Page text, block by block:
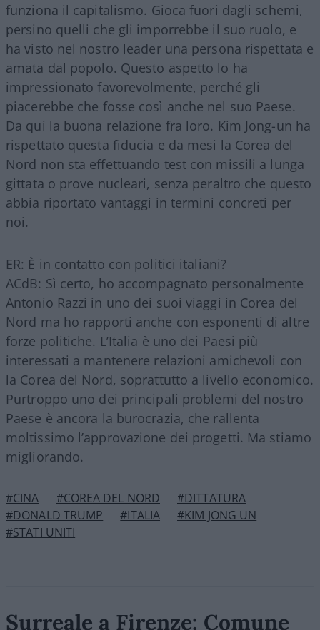
funziona il capitalismo. Gioca fuori dagli schemi,
persino quelli che gli imporrebbe il suo ruolo, e
ha visto nel nostro leader una persona rispettata e
amata dal popolo. Questo aspetto lo ha
impressionato favorevolmente, perché gli
piacerebbe che fosse così anche nel suo Paese.
Da qui la buona relazione fra loro. Kim Jong-un ha
rispettato questa fiducia e da mesi la Corea del
Nord non sta effettuando test con missili a lunga
gittata o prove nucleari, senza peraltro che questo
abbia riportato vantaggi in termini concreti per
noi.
ER: È in contatto con politici italiani?
ACdB: Sì certo, ho accompagnato personalmente
Antonio Razzi in uno dei suoi viaggi in Corea del
Nord ma ho rapporti anche con esponenti di altre
forze politiche. L’Italia è uno dei Paesi più
interessati a mantenere relazioni amichevoli con
la Corea del Nord, soprattutto a livello economico.
Purtroppo uno dei principali problemi del nostro
Paese è ancora la burocrazia, che rallenta
moltissimo l’approvazione dei progetti. Ma stiamo
migliorando.
#CINA #COREA DEL NORD
#DITTATURA
#DONALD TRUMP
#ITALIA
#KIM JONG UN
#STATI UNITI
Surreale a Firenze: Comune